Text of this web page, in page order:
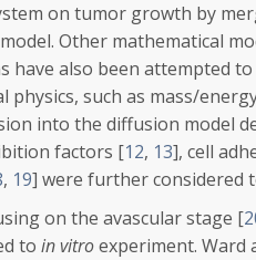
on tumor growth by
Other mathematical
have also been attempted
physics, such as mass/
into the diffusion model
factors [12, 13], cell
, 19] were further considered
on the avascular stage [
to in vitroexperiment. Ward